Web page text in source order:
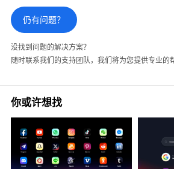
仍有问题？
没找到问题的解决方案？
随时联系我们的支持团队，我们将为您提供专业的
你或许想找